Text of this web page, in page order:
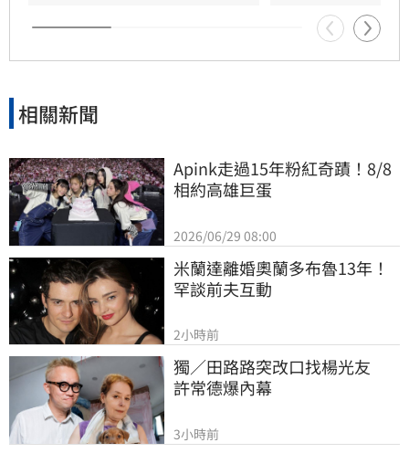
展現具體作為照顧資深藝人，而非僅提供勞健保
功能。整起事件引發關注，田路路則強調目前先
處理身體狀況，後續發展仍待觀察。
相關新聞
Apink走過15年粉紅奇蹟！8/8
相約高雄巨蛋
2026/06/29 08:00
米蘭達離婚奧蘭多布魯13年！
罕談前夫互動
2小時前
獨／田路路突改口找楊光友
許常德爆內幕
3小時前